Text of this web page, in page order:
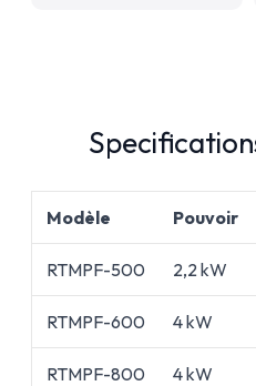
Modèle Pouvoir
RTMPF-500 2,2 kW
RTMPF-600 4 kW
RTMPF-800 4 kW